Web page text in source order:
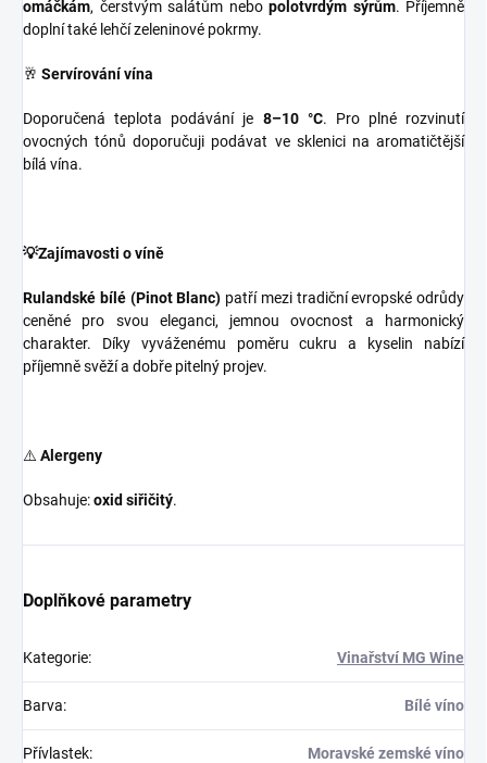
omáčkám, čerstvým salátům nebo polotvrdým sýrům. Příjemně
doplní také lehčí zeleninové pokrmy.
🥂 Servírování vína
Doporučená teplota podávání je 8–10 °C. Pro plné rozvinutí
ovocných tónů doporučuji podávat ve sklenici na aromatičtější
bílá vína.
💡Zajímavosti o víně
Rulandské bílé (Pinot Blanc) patří mezi tradiční evropské odrůdy
ceněné pro svou eleganci, jemnou ovocnost a harmonický
charakter. Díky vyváženému poměru cukru a kyselin nabízí
příjemně svěží a dobře pitelný projev.
⚠️ Alergeny
Obsahuje:oxid siřičitý.
Doplňkové parametry
Kategorie: Vinařství MG Wine
Barva: Bílé víno
Přívlastek: Moravské zemské víno